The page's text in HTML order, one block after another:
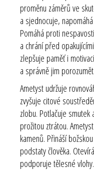
proměnu záměrů ve
a sjednocuje,
Pomáhá proti
a chrání před
zlepšuje paměť i
a správně jim porozumět.
Ametyst udržuje
zvyšuje citové
zlobu. Potlačuje
prožitou ztrátou.
kamenů. Přináší
podstaty člověka.
podporuje tělesné vlohy.